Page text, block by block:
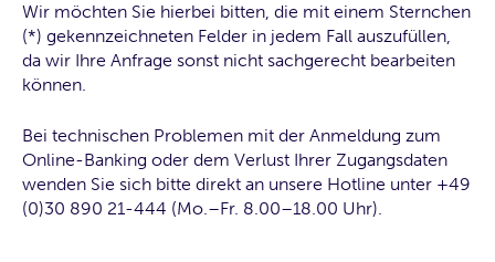
Wir möchten Sie hierbei bitten, die mit einem Sternchen
(*) gekennzeichneten Felder in jedem Fall auszufüllen,
da wir Ihre Anfrage sonst nicht sachgerecht bearbeiten
können.
Bei technischen Problemen mit der Anmeldung zum
Online-Banking oder dem Verlust Ihrer Zugangsdaten
wenden Sie sich bitte direkt an unsere Hotline unter +49
(0)30 890 21-444 (Mo.–Fr. 8.00–18.00 Uhr).